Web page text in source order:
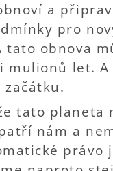
a
pro
tato obnova
mulionů let. A
začátku.
tato planeta
nám a
právo